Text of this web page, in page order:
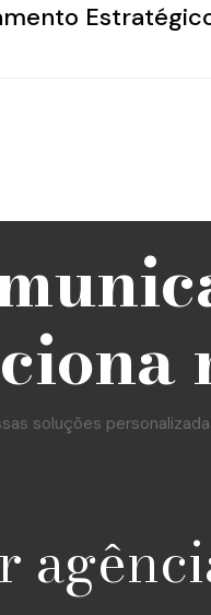
soluções